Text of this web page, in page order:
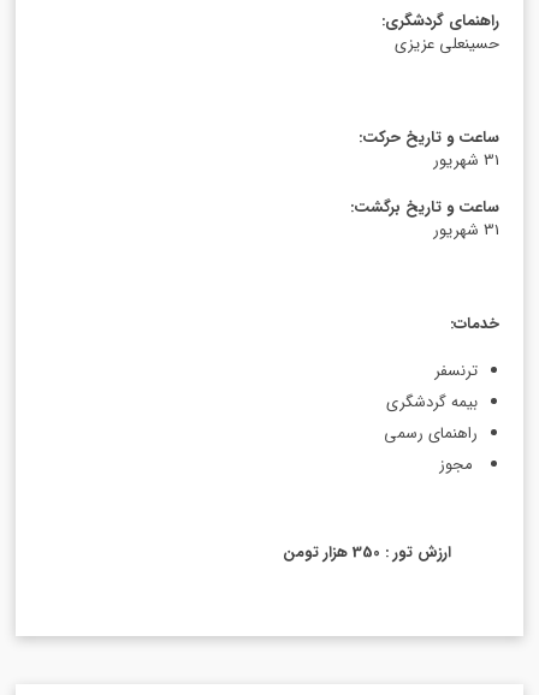
راهنمای گردشگری:
حسینعلی عزیزی
ساعت و تاریخ حرکت:
31 شهریور
ساعت و تاریخ برگشت:
31 شهریور
خدمات:
ترنسفر
بیمه گردشگری
راهنمای رسمی
مجوز
ارزش تور : 350 هزار تومن